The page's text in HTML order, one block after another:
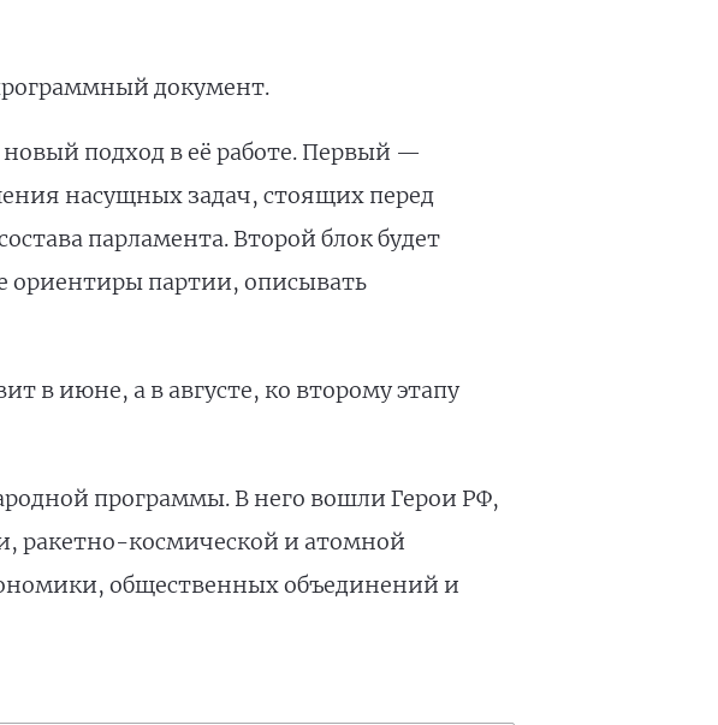
документ.
подход в её работе. Первый —
насущных задач, стоящих перед
парламента. Второй блок будет
ориентиры партии, описывать
в июне, а в августе, ко второму этапу
программы. В него вошли Герои РФ,
ракетно-космической и атомной
общественных объединений и